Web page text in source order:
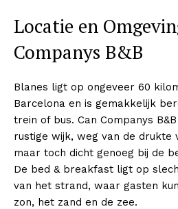
Locatie en
Companys B&B
Blanes ligt op ongeveer 60
Barcelona en is gemakkelijk
trein of bus. Can Companys
rustige wijk, weg van de drukte
maar toch dicht genoeg bij de
De bed & breakfast ligt op
van het strand, waar gasten
zon, het zand en de zee.